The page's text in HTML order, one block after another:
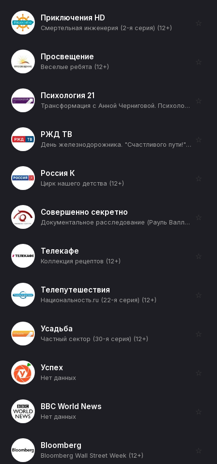
Приключения HD
Смертельная инженерия (2-я серия) (12+)
☆
Просвещение
Веселые ребята (12+)
☆
Психология 21
Трансформация с Анной Черниговой. Психология (1-я серия) (12+)
☆
РЖД ТВ
День железнодорожника. "Счастливого пути!" (12+)
☆
Россия К
Цирк нашего детства (12+)
☆
Совершенно секретно
Документальное расследование (Рауль Валленберг. Ликвидация) (12+)
☆
Телекафе
Коллекция рецептов (12+)
☆
Телепутешествия
Национальность.ru (22-я серия) (12+)
☆
Усадьба
Частный сектор (30-я серия) (12+)
☆
Успех
Нет данных
☆
BBC World News
Нет данных
☆
Bloomberg
Bloomberg Wall Street Week (12+)
☆